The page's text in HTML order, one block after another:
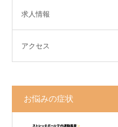
求人情報
アクセス
お悩みの症状